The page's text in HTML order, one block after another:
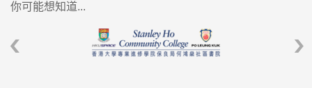
你可能想知道...